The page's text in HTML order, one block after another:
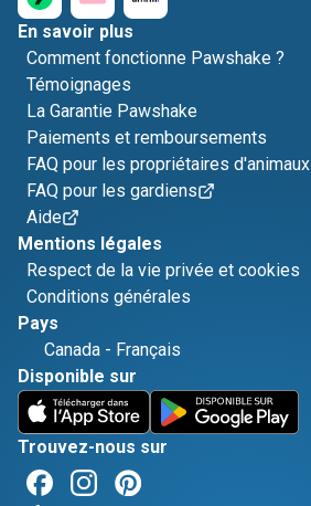
En savoir plus
Comment fonctionne Pawshake ?
Témoignages
La Garantie Pawshake
Paiements et remboursements
FAQ pour les propriétaires d'animaux
FAQ pour les gardiens
Aide
Mentions légales
Respect de la vie privée et cookies
Conditions générales
Pays
Canada - Français
Disponible sur
Trouvez-nous sur